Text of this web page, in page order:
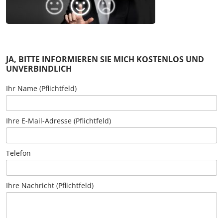
JA, BITTE INFORMIEREN SIE MICH KOSTENLOS UND
UNVERBINDLICH
Ihr Name (Pflichtfeld)
Ihre E-Mail-Adresse (Pflichtfeld)
Telefon
Ihre Nachricht (Pflichtfeld)